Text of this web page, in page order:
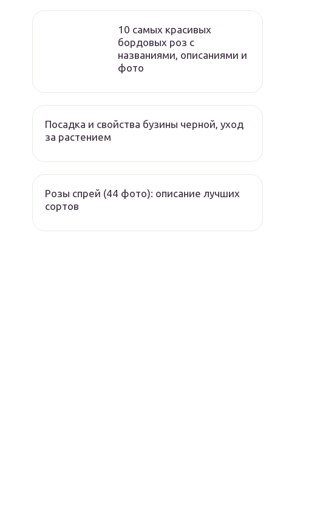
10 самых красивых
бордовых роз с
названиями, описаниями и
фото
Посадка и свойства бузины черной, уход
за растением
Розы спрей (44 фото): описание лучших
сортов